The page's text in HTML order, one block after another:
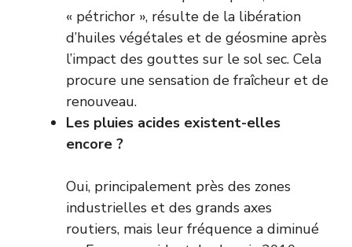
« pétrichor », résulte de la libération
d’huiles végétales et de géosmine après
l’impact des gouttes sur le sol sec. Cela
procure une sensation de fraîcheur et de
renouveau.
Les pluies acides existent-elles
encore ?
Oui, principalement près des zones
industrielles et des grands axes
routiers, mais leur fréquence a diminué